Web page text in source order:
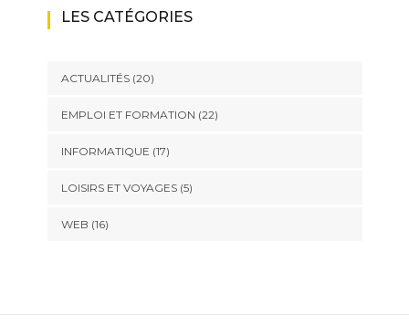
LES CATÉGORIES
ACTUALITÉS(20)
EMPLOI ET FORMATION (22)
INFORMATIQUE (17)
LOISIRS ET VOYAGES(5)
WEB (16)